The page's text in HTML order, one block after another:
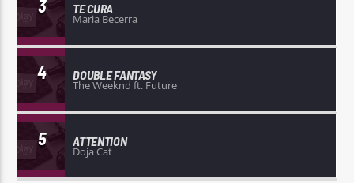
3 TE CURA
Maria Becerra
4 DOUBLE FANTASY
The Weeknd ft. Future
5 ATTENTION
Doja Cat